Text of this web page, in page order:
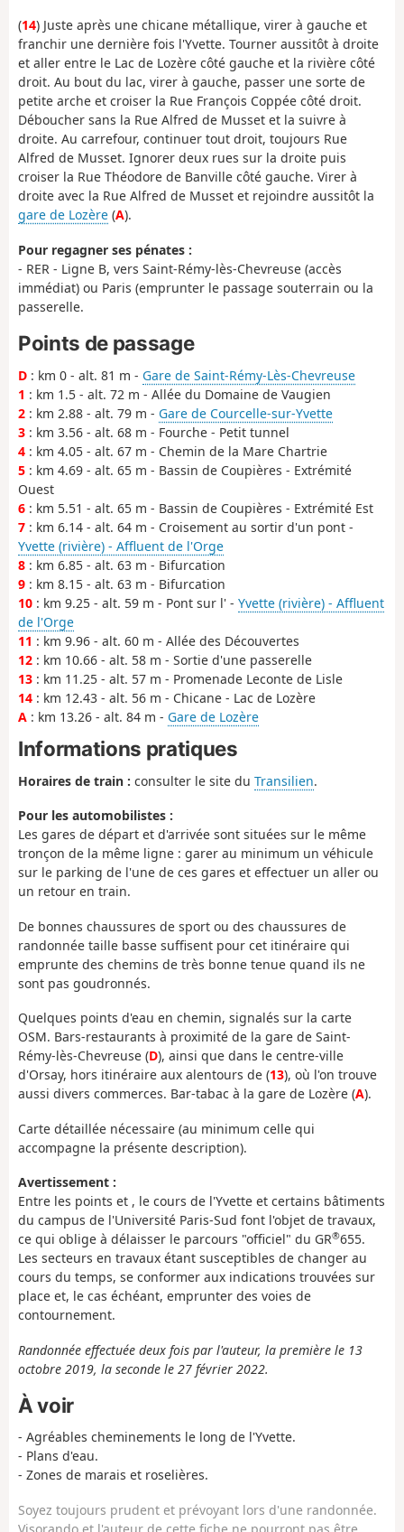
(14) Juste après une chicane métallique, virer à gauche et
franchir une dernière fois l'Yvette. Tourner aussitôt à droite
et aller entre le Lac de Lozère côté gauche et la rivière côté
droit. Au bout du lac, virer à gauche, passer une sorte de
petite arche et croiser la Rue François Coppée côté droit.
Déboucher sans la Rue Alfred de Musset et la suivre à
droite. Au carrefour, continuer tout droit, toujours Rue
Alfred de Musset. Ignorer deux rues sur la droite puis
croiser la Rue Théodore de Banville côté gauche. Virer à
droite avec la Rue Alfred de Musset et rejoindre aussitôt la
gare de Lozère (A).
Pour regagner ses pénates :
- RER - Ligne B, vers Saint-Rémy-lès-Chevreuse (accès
immédiat) ou Paris (emprunter le passage souterrain ou la
passerelle.
Points de passage
D : km 0 - alt. 81 m - Gare de Saint-Rémy-Lès-Chevreuse
1 : km 1.5 - alt. 72 m - Allée du Domaine de Vaugien
2 : km 2.88 - alt. 79 m - Gare de Courcelle-sur-Yvette
3 : km 3.56 - alt. 68 m - Fourche - Petit tunnel
4 : km 4.05 - alt. 67 m - Chemin de la Mare Chartrie
5 : km 4.69 - alt. 65 m - Bassin de Coupières - Extrémité
Ouest
6 : km 5.51 - alt. 65 m - Bassin de Coupières - Extrémité Est
7 : km 6.14 - alt. 64 m - Croisement au sortir d'un pont -
Yvette (rivière) - Affluent de l'Orge
8 : km 6.85 - alt. 63 m - Bifurcation
9 : km 8.15 - alt. 63 m - Bifurcation
10 : km 9.25 - alt. 59 m - Pont sur l' - Yvette (rivière) - Affluent
de l'Orge
11 : km 9.96 - alt. 60 m - Allée des Découvertes
12 : km 10.66 - alt. 58 m - Sortie d'une passerelle
13 : km 11.25 - alt. 57 m - Promenade Leconte de Lisle
14 : km 12.43 - alt. 56 m - Chicane - Lac de Lozère
A : km 13.26 - alt. 84 m - Gare de Lozère
Informations pratiques
Horaires de train : consulter le site du Transilien.
Pour les automobilistes :
Les gares de départ et d'arrivée sont situées sur le même
tronçon de la même ligne : garer au minimum un véhicule
sur le parking de l'une de ces gares et effectuer un aller ou
un retour en train.
De bonnes chaussures de sport ou des chaussures de
randonnée taille basse suffisent pour cet itinéraire qui
emprunte des chemins de très bonne tenue quand ils ne
sont pas goudronnés.
Quelques points d'eau en chemin, signalés sur la carte
OSM. Bars-restaurants à proximité de la gare de Saint-
Rémy-lès-Chevreuse (D), ainsi que dans le centre-ville
d'Orsay, hors itinéraire aux alentours de (13), où l'on trouve
aussi divers commerces. Bar-tabac à la gare de Lozère (A).
Carte détaillée nécessaire (au minimum celle qui
accompagne la présente description).
Avertissement :
Entre les points et , le cours de l'Yvette et certains bâtiments
du campus de l'Université Paris-Sud font l'objet de travaux,
ce qui oblige à délaisser le parcours "officiel" du GR®655.
Les secteurs en travaux étant susceptibles de changer au
cours du temps, se conformer aux indications trouvées sur
place et, le cas échéant, emprunter des voies de
contournement.
Randonnée effectuée deux fois par l'auteur, la première le 13
octobre 2019, la seconde le 27 février 2022.
À voir
- Agréables cheminements le long de l'Yvette.
- Plans d'eau.
- Zones de marais et roselières.
Soyez toujours prudent et prévoyant lors d'une randonnée.